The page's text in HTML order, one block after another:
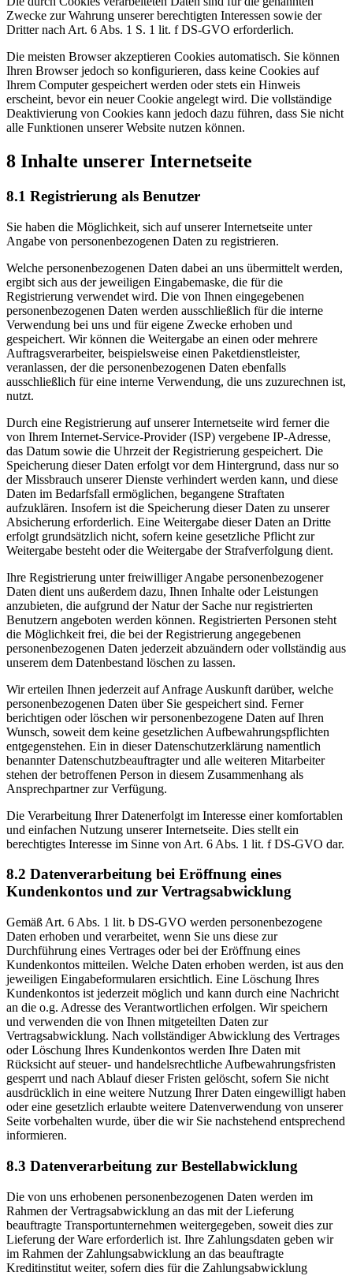
Zwecke zur Wahrung unserer berechtigten Interessen sowie der
Dritter nach Art. 6 Abs. 1 S. 1 lit. f DS-GVO erforderlich.
Die meisten Browser akzeptieren Cookies automatisch. Sie können
Ihren Browser jedoch so konfigurieren, dass keine Cookies auf
Ihrem Computer gespeichert werden oder stets ein Hinweis
erscheint, bevor ein neuer Cookie angelegt wird. Die vollständige
Deaktivierung von Cookies kann jedoch dazu führen, dass Sie nicht
alle Funktionen unserer Website nutzen können.
8 Inhalte unserer Internetseite
8.1 Registrierung als Benutzer
Sie haben die Möglichkeit, sich auf unserer Internetseite unter
Angabe von personenbezogenen Daten zu registrieren.
Welche personenbezogenen Daten dabei an uns übermittelt werden,
ergibt sich aus der jeweiligen Eingabemaske, die für die
Registrierung verwendet wird. Die von Ihnen eingegebenen
personenbezogenen Daten werden ausschließlich für die interne
Verwendung bei uns und für eigene Zwecke erhoben und
gespeichert. Wir können die Weitergabe an einen oder mehrere
Auftragsverarbeiter, beispielsweise einen Paketdienstleister,
veranlassen, der die personenbezogenen Daten ebenfalls
ausschließlich für eine interne Verwendung, die uns zuzurechnen ist,
nutzt.
Durch eine Registrierung auf unserer Internetseite wird ferner die
von Ihrem Internet-Service-Provider (ISP) vergebene IP-Adresse,
das Datum sowie die Uhrzeit der Registrierung gespeichert. Die
Speicherung dieser Daten erfolgt vor dem Hintergrund, dass nur so
der Missbrauch unserer Dienste verhindert werden kann, und diese
Daten im Bedarfsfall ermöglichen, begangene Straftaten
aufzuklären. Insofern ist die Speicherung dieser Daten zu unserer
Absicherung erforderlich. Eine Weitergabe dieser Daten an Dritte
erfolgt grundsätzlich nicht, sofern keine gesetzliche Pflicht zur
Weitergabe besteht oder die Weitergabe der Strafverfolgung dient.
Ihre Registrierung unter freiwilliger Angabe personenbezogener
Daten dient uns außerdem dazu, Ihnen Inhalte oder Leistungen
anzubieten, die aufgrund der Natur der Sache nur registrierten
Benutzern angeboten werden können. Registrierten Personen steht
die Möglichkeit frei, die bei der Registrierung angegebenen
personenbezogenen Daten jederzeit abzuändern oder vollständig aus
unserem dem Datenbestand löschen zu lassen.
Wir erteilen Ihnen jederzeit auf Anfrage Auskunft darüber, welche
personenbezogenen Daten über Sie gespeichert sind. Ferner
berichtigen oder löschen wir personenbezogene Daten auf Ihren
Wunsch, soweit dem keine gesetzlichen Aufbewahrungspflichten
entgegenstehen. Ein in dieser Datenschutzerklärung namentlich
benannter Datenschutzbeauftragter und alle weiteren Mitarbeiter
stehen der betroffenen Person in diesem Zusammenhang als
Ansprechpartner zur Verfügung.
Die Verarbeitung Ihrer Datenerfolgt im Interesse einer komfortablen
und einfachen Nutzung unserer Internetseite. Dies stellt ein
berechtigtes Interesse im Sinne von Art. 6 Abs. 1 lit. f DS-GVO dar.
8.2 Datenverarbeitung bei Eröffnung eines
Kundenkontos und zur Vertragsabwicklung
Gemäß Art. 6 Abs. 1 lit. b DS-GVO werden personenbezogene
Daten erhoben und verarbeitet, wenn Sie uns diese zur
Durchführung eines Vertrages oder bei der Eröffnung eines
Kundenkontos mitteilen. Welche Daten erhoben werden, ist aus den
jeweiligen Eingabeformularen ersichtlich. Eine Löschung Ihres
Kundenkontos ist jederzeit möglich und kann durch eine Nachricht
an die o.g. Adresse des Verantwortlichen erfolgen. Wir speichern
und verwenden die von Ihnen mitgeteilten Daten zur
Vertragsabwicklung. Nach vollständiger Abwicklung des Vertrages
oder Löschung Ihres Kundenkontos werden Ihre Daten mit
Rücksicht auf steuer- und handelsrechtliche Aufbewahrungsfristen
gesperrt und nach Ablauf dieser Fristen gelöscht, sofern Sie nicht
ausdrücklich in eine weitere Nutzung Ihrer Daten eingewilligt haben
oder eine gesetzlich erlaubte weitere Datenverwendung von unserer
Seite vorbehalten wurde, über die wir Sie nachstehend entsprechend
informieren.
8.3 Datenverarbeitung zur Bestellabwicklung
Die von uns erhobenen personenbezogenen Daten werden im
Rahmen der Vertragsabwicklung an das mit der Lieferung
beauftragte Transportunternehmen weitergegeben, soweit dies zur
Lieferung der Ware erforderlich ist. Ihre Zahlungsdaten geben wir
im Rahmen der Zahlungsabwicklung an das beauftragte
Kreditinstitut weiter, sofern dies für die Zahlungsabwicklung